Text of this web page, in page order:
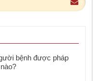
bệnh được pháp